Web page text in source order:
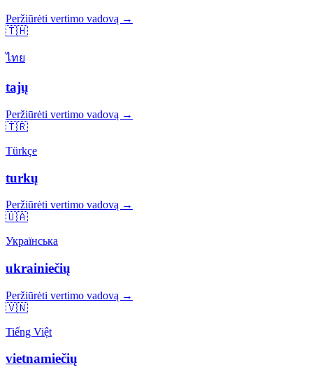
Peržiūrėti vertimo vadovą →
🇹🇭
ไทย
tajų
Peržiūrėti vertimo vadovą →
🇹🇷
Türkçe
turkų
Peržiūrėti vertimo vadovą →
🇺🇦
Українська
ukrainiečių
Peržiūrėti vertimo vadovą →
🇻🇳
Tiếng Việt
vietnamiečių